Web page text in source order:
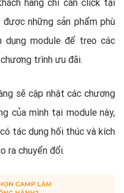
những sản phẩm phù
dụng module để treo các
trình ưu đãi.
sẽ cập nhật các chương
của mình tại module này,
tác dụng hối thúc và kích
ra chuyển đổi.